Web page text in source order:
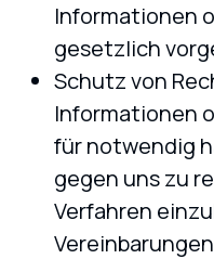
Informationen
gesetzlich
Schutz von
Informationen
für notwendig
gegen uns zu
Verfahren